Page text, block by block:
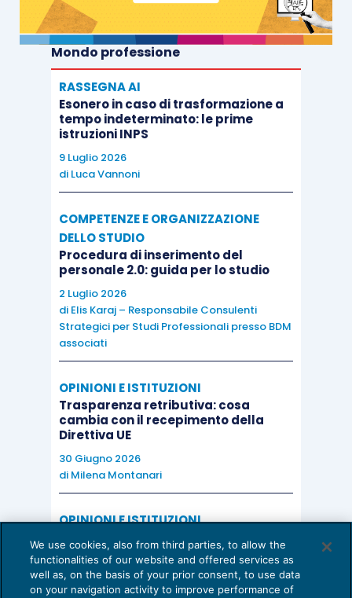
Mondo professione
RASSEGNA AI
Esonero in caso di trasformazione a
tempo indeterminato: le prime
istruzioni INPS
9 Luglio 2026
di Luca Vannoni
COMPETENZE E ORGANIZZAZIONE
DELLO STUDIO
Procedura di inserimento del
personale 2.0: guida per lo studio
2 Luglio 2026
di Elis Karaj – Responsabile Consulenti
Strategici per Studi Professionali presso BDM
associati
OPINIONI E ISTITUZIONI
Trasparenza retributiva: cosa
cambia con il recepimento della
Direttiva UE
30 Giugno 2026
di Milena Montanari
OPINIONI E ISTITUZIONI
Valorizzare il potenziale dello Studio:
una riflessione sul futuro della
consulenza del lavoro
15 Giugno 2026
We use cookies, also from third parties, to allow the
functionalities of our website and offered services as
well as, on the basis of your prior consent, to use data
on your navigation activity to improve performance of